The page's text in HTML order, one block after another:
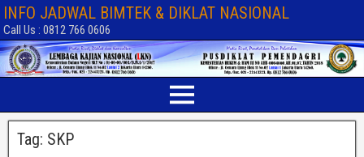
INFO JADWAL BIMTEK & DIKLAT NASIONAL
Call Us : 0812 766 0606
Tag: SKP